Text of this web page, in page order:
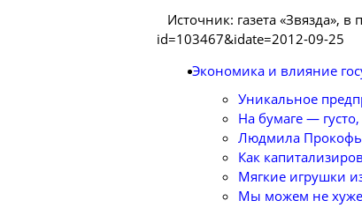
Источник: газета «Звязда»,
id=103467&idate=2012-09-25
Экономика и влияние
Уникальное
На бумаге —
Людмила
Как
Мягкие игрушки
Мы можем не хуже